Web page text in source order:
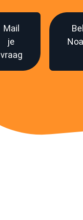
Mail
je
vraag